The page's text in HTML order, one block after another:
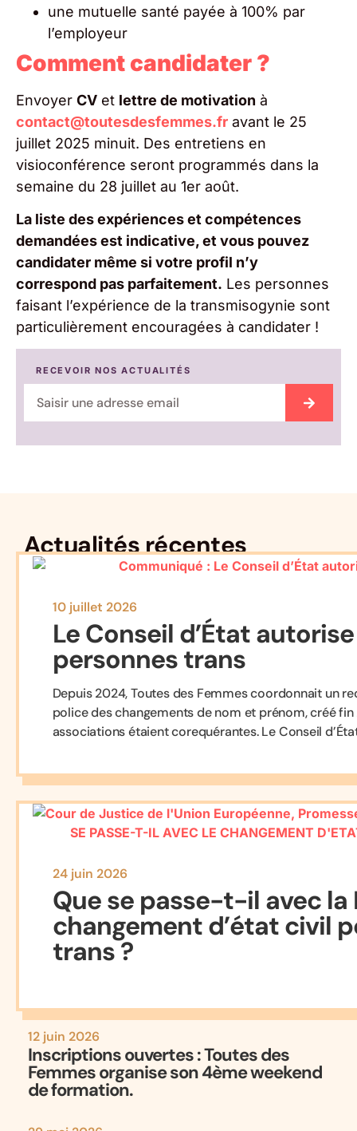
une mutuelle santé payée à 100% par
l’employeur
Comment candidater ?
Envoyer CV et lettre de motivation à
contact@toutesdesfemmes.fr avant le 25
juillet 2025 minuit. Des entretiens en
visioconférence seront programmés dans la
semaine du 28 juillet au 1er août.
La liste des expériences et compétences
demandées est indicative, et vous pouvez
candidater même si votre profil n’y
correspond pas parfaitement. Les personnes
faisant l’expérience de la transmisogynie sont
particulièrement encouragées à candidater !
RECEVOIR NOS ACTUALITÉS
Actualités récentes
10 juillet 2026
Le Conseil d’État
personnes trans
Depuis 2024, Toutes des Femmes coordonnait un
police des changements de nom et prénom, créé
associations étaient corequérantes. Le Conseil
24 juin 2026
Que se passe-t-il avec la
changement d’état civil
trans ?
12 juin 2026
Inscriptions ouvertes : Toutes des
Femmes organise son 4ème weekend
de formation.